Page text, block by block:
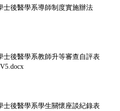
士後醫學系導師制度實施辦法
士後醫學系教師升等審查自評表
士後醫學系學生關懷座談紀錄表